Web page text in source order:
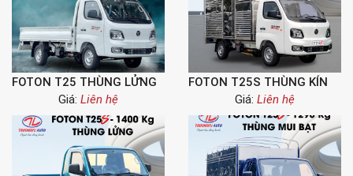
FOTON T25 THÙNG LỬNG
Giá: Liên hệ
FOTON T25S THÙNG KÍN
Giá: Liên hệ